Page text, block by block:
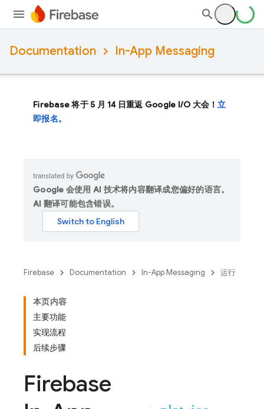
Documentation In-App Messaging
Firebase 将于 5 月 14 日重返 Google I/O 大会！立
即报名。
Google 会使用 AI 技术将内容翻译成您偏好的语言。
AI 翻译可能包含错误。
Firebase Documentation In-App Messaging 运行
本页内容
主要功能
实现流程
后续步骤
Firebase